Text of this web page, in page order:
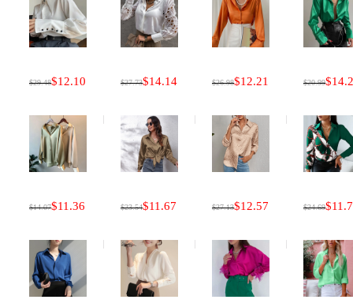
$29.48$12.10 $27.73$14.14 $26.98$12.21 $20.99
$14.07$11.36 $23.54$11.67 $27.13$12.57 $24.69